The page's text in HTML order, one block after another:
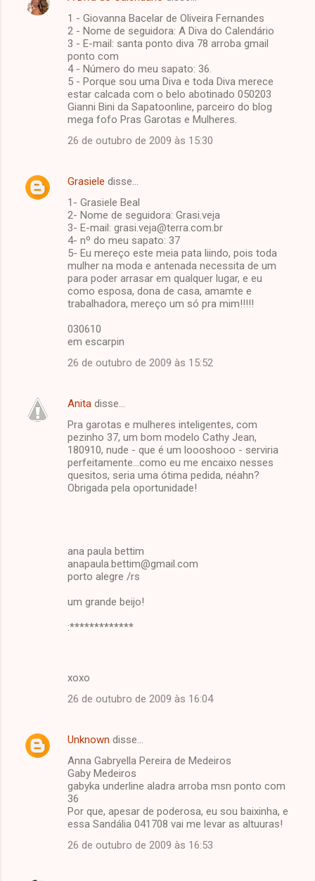
1 - Giovanna Bacelar de Oliveira Fernandes
2 - Nome de seguidora: A Diva do Calendário
3 - E-mail: santa ponto diva 78 arroba gmail
ponto com
4 - Número do meu sapato: 36.
5 - Porque sou uma Diva e toda Diva merece
estar calcada com o belo abotinado 050203
Gianni Bini da Sapatoonline, parceiro do blog
mega fofo Pras Garotas e Mulheres.
26 de outubro de 2009 às 15:30
Grasiele disse…
1- Grasiele Beal
2- Nome de seguidora: Grasi.veja
3- E-mail: grasi.veja@terra.com.br
4- nº do meu sapato: 37
5- Eu mereço este meia pata liindo, pois toda
mulher na moda e antenada necessita de um
para poder arrasar em qualquer lugar, e eu
como esposa, dona de casa, amamte e
trabalhadora, mereço um só pra mim!!!!!
030610
em escarpin
26 de outubro de 2009 às 15:52
Anita disse…
Pra garotas e mulheres inteligentes, com
pezinho 37, um bom modelo Cathy Jean,
180910, nude - que é um loooshooo - serviria
perfeitamente...como eu me encaixo nesses
quesitos, seria uma ótima pedida, néahn?
Obrigada pela oportunidade!
ana paula bettim
anapaula.bettim@gmail.com
porto alegre /rs
um grande beijo!
:*************
xoxo
26 de outubro de 2009 às 16:04
Unknown disse…
Anna Gabryella Pereira de Medeiros
Gaby Medeiros
gabyka underline aladra arroba msn ponto com
36
Por que, apesar de poderosa, eu sou baixinha, e
essa Sandália 041708 vai me levar as altuuras!
26 de outubro de 2009 às 16:53